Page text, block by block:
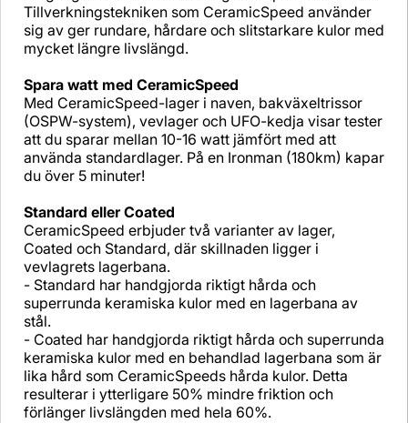
Tillverkningstekniken som CeramicSpeed använder
sig av ger rundare, hårdare och slitstarkare kulor med
mycket längre livslängd.
Spara watt med CeramicSpeed
Med CeramicSpeed-lager i naven, bakväxeltrissor
(OSPW-system), vevlager och UFO-kedja visar tester
att du sparar mellan 10-16 watt jämfört med att
använda standardlager. På en Ironman (180km) kapar
du över 5 minuter!
Standard eller Coated
CeramicSpeed erbjuder två varianter av lager,
Coated och Standard, där skillnaden ligger i
vevlagrets lagerbana.
- Standard har handgjorda riktigt hårda och
superrunda keramiska kulor med en lagerbana av
stål.
- Coated har handgjorda riktigt hårda och superrunda
keramiska kulor med en behandlad lagerbana som är
lika hård som CeramicSpeeds hårda kulor. Detta
resulterar i ytterligare 50% mindre friktion och
förlänger livslängden med hela 60%.